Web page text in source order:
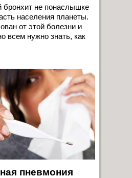
бронхит не понаслышке
населения планеты.
от этой болезни и
всем нужно знать, как
пневмония